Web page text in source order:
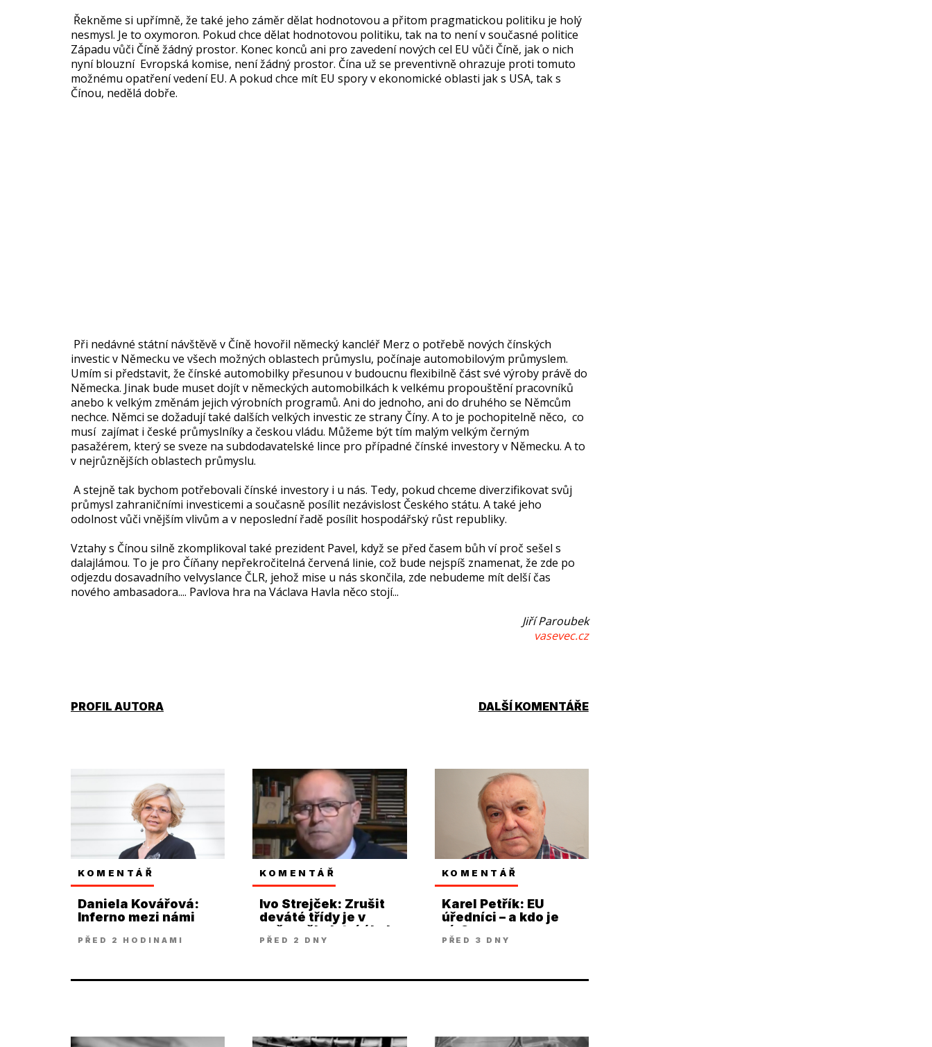
Řekněme si upřímně, že také jeho záměr dělat hodnotovou a přitom pragmatickou politiku je holý
nesmysl. Je to oxymoron. Pokud chce dělat hodnotovou politiku, tak na to není v současné politice
Západu vůči Číně žádný prostor. Konec konců ani pro zavedení nových cel EU vůči Číně, jak o nich
nyní blouzní Evropská komise, není žádný prostor. Čína už se preventivně ohrazuje proti tomuto
možnému opatření vedení EU. A pokud chce mít EU spory v ekonomické oblasti jak s USA, tak s
Čínou, nedělá dobře.
Při nedávné státní návštěvě v Číně hovořil německý kancléř Merz o potřebě nových čínských
investic v Německu ve všech možných oblastech průmyslu, počínaje automobilovým průmyslem.
Umím si představit, že čínské automobilky přesunou v budoucnu flexibilně část své výroby právě do
Německa. Jinak bude muset dojít v německých automobilkách k velkému propouštění pracovníků
anebo k velkým změnám jejich výrobních programů. Ani do jednoho, ani do druhého se Němcům
nechce. Němci se dožadují také dalších velkých investic ze strany Číny. A to je pochopitelně něco, co
musí zajímat i české průmyslníky a českou vládu. Můžeme být tím malým velkým černým
pasažérem, který se sveze na subdodavatelské lince pro případné čínské investory v Německu. A to
v nejrůznějších oblastech průmyslu.
A stejně tak bychom potřebovali čínské investory i u nás. Tedy, pokud chceme diverzifikovat svůj
průmysl zahraničními investicemi a současně posílit nezávislost Českého státu. A také jeho
odolnost vůči vnějším vlivům a v neposlední řadě posílit hospodářský růst republiky.
Vztahy s Čínou silně zkomplikoval také prezident Pavel, když se před časem bůh ví proč sešel s
dalajlámou. To je pro Číňany nepřekročitelná červená linie, což bude nejspíš znamenat, že zde po
odjezdu dosavadního velvyslance ČLR, jehož mise u nás skončila, zde nebudeme mít delší čas
nového ambasadora.... Pavlova hra na Václava Havla něco stojí...
Jiří Paroubek
vasevec.cz
PROFIL AUTORA DALŠÍ KOMENTÁŘE
KOMENTÁŘ
Daniela Kovářová:
Inferno mezi námi
PŘED 2 HODINAMI
KOMENTÁŘ
Ivo Strejček: Zrušit
deváté třídy je v
našem školství úkol
snad až poslední
PŘED 2 DNY
KOMENTÁŘ
Karel Petřík: EU
úředníci – a kdo je
víc?
PŘED 3 DNY